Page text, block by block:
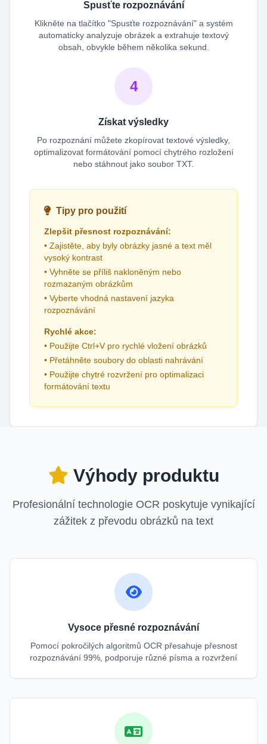
Spusťte rozpoznávání
Klikněte na tlačítko "Spusťte rozpoznávání" a systém
automaticky analyzuje obrázek a extrahuje textový
obsah, obvykle během několika sekund.
4
Získat výsledky
Po rozpoznání můžete zkopírovat textové výsledky,
optimalizovat formátování pomocí chytrého rozložení
nebo stáhnout jako soubor TXT.
Tipy pro použití
Zlepšit přesnost rozpoznávání:
• Zajistěte, aby byly obrázky jasné a text měl
vysoký kontrast
• Vyhněte se příliš nakloněným nebo
rozmazaným obrázkům
• Vyberte vhodná nastavení jazyka
rozpoznávání
Rychlé akce:
• Použijte Ctrl+V pro rychlé vložení obrázků
• Přetáhněte soubory do oblasti nahrávání
• Použijte chytré rozvržení pro optimalizaci
formátování textu
Výhody produktu
Profesionální technologie OCR poskytuje vynikající
zážitek z převodu obrázků na text
Vysoce přesné rozpoznávání
Pomocí pokročilých algoritmů OCR přesahuje přesnost
rozpoznávání 99%, podporuje různé písma a rozvržení